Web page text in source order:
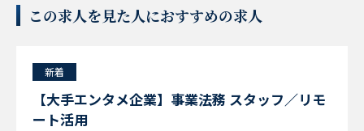
この求人を見た人におすすめの求人
新着
【大手エンタメ企業】事業法務 スタッフ／リモ
ート活用